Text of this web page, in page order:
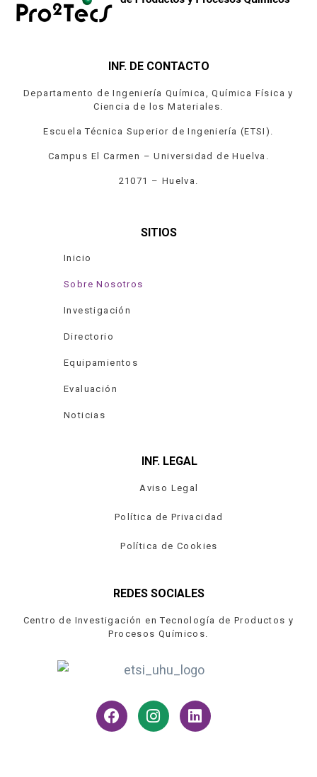
INF. DE CONTACTO
Departamento de Ingeniería Química, Química Física y
Ciencia de los Materiales.
Escuela Técnica Superior de Ingeniería (ETSI).
Campus El Carmen – Universidad de Huelva.
21071 – Huelva.
SITIOS
Inicio
Sobre Nosotros
Investigación
Directorio
Equipamientos
Evaluación
Noticias
INF. LEGAL
Aviso Legal
Política de Privacidad
Política de Cookies
REDES SOCIALES
Centro de Investigación en Tecnología de Productos y
Procesos Químicos.